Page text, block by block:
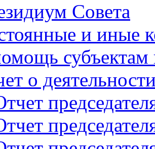
Совета
и иные
субъектам
о